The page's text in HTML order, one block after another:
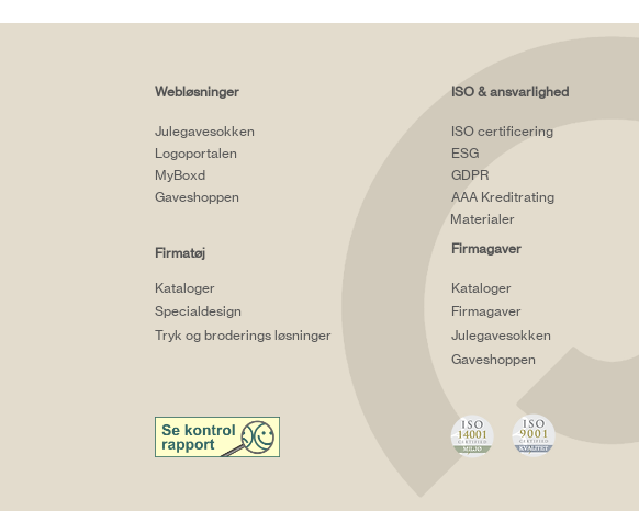
Webløsninger
Julegavesokken
Logoportalen
MyBoxd
Gaveshoppen
Firmatøj
Kataloger
Specialdesign
Tryk og broderings løsninger
ISO & ansvarlighed
ISO certificering
ESG
GDPR
AAA Kreditrating
Materialer
Firmagaver
Kataloger
Firmagaver
Julegavesokken
Gaveshoppen